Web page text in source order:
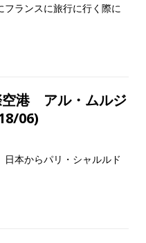
フランスに旅行に行く際に
港 アル・ムルジ
06)
日本からパリ・シャルルド